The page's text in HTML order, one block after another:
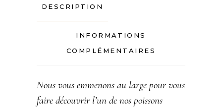
DESCRIPTION
INFORMATIONS
COMPLÉMENTAIRES
Nous vous emmenons au large pour vous
faire découvrir l’un de nos poissons